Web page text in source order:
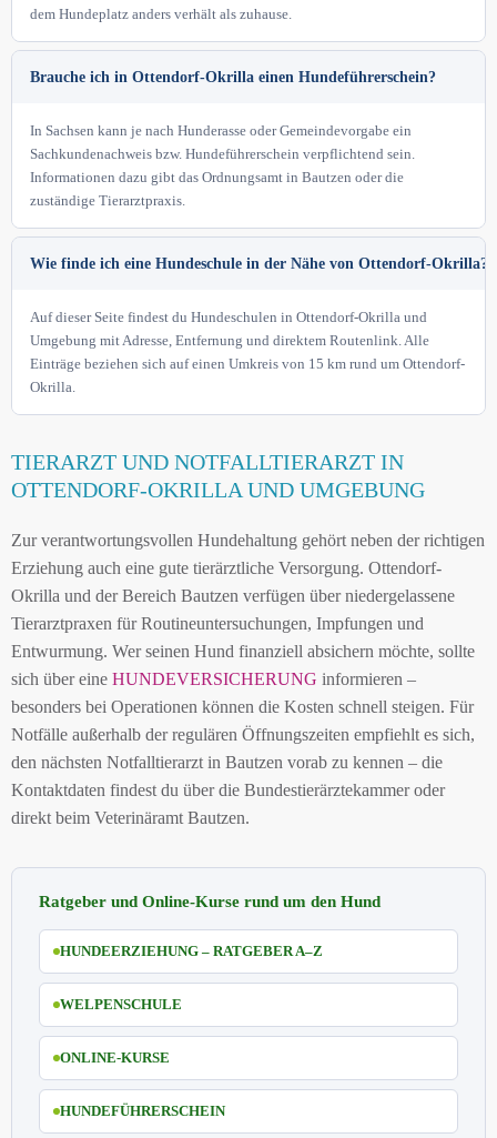
dem Hundeplatz anders verhält als zuhause.
Brauche ich in Ottendorf-Okrilla einen Hundeführerschein?
In Sachsen kann je nach Hunderasse oder Gemeindevorgabe ein
Sachkundenachweis bzw. Hundeführerschein verpflichtend sein.
Informationen dazu gibt das Ordnungsamt in Bautzen oder die
zuständige Tierarztpraxis.
Wie finde ich eine Hundeschule in der Nähe von Ottendorf-Okrilla?
Auf dieser Seite findest du Hundeschulen in Ottendorf-Okrilla und
Umgebung mit Adresse, Entfernung und direktem Routenlink. Alle
Einträge beziehen sich auf einen Umkreis von 15 km rund um Ottendorf-
Okrilla.
TIERARZT UND NOTFALLTIERARZT IN
OTTENDORF-OKRILLA UND UMGEBUNG
Zur verantwortungsvollen Hundehaltung gehört neben der richtigen
Erziehung auch eine gute tierärztliche Versorgung. Ottendorf-
Okrilla und der Bereich Bautzen verfügen über niedergelassene
Tierarztpraxen für Routineuntersuchungen, Impfungen und
Entwurmung. Wer seinen Hund finanziell absichern möchte, sollte
sich über eine HUNDEVERSICHERUNG informieren –
besonders bei Operationen können die Kosten schnell steigen. Für
Notfälle außerhalb der regulären Öffnungszeiten empfiehlt es sich,
den nächsten Notfalltierarzt in Bautzen vorab zu kennen – die
Kontaktdaten findest du über die Bundestierärztekammer oder
direkt beim Veterinäramt Bautzen.
Ratgeber und Online-Kurse rund um den Hund
HUNDEERZIEHUNG – RATGEBER A–Z
WELPENSCHULE
ONLINE-KURSE
HUNDEFÜHRERSCHEIN